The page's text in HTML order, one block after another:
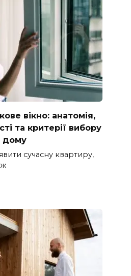
вікно: анатомія,
та критерії вибору
дому
сучасну квартиру,